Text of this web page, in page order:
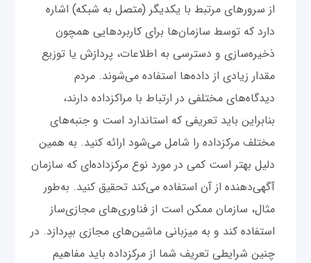
از سرورهای مرتبط با یکدیگر (متصل به شبکه) اشاره
دارد که توسط سازمان‌ها برای کاربردهایی همچون
ذخیره‌سازی و دسترسی به اطلاعات، پردازش یا توزیع
مقدار زیادی از داده‌ها استفاده می‌شوند. مردم
دیدگاه‌های مختلفی در ارتباط با مراکز‌داده دارند،
بنابراین باید تعریفی که استاندارد است و جنبه‌های
مختلف مرکز‌داده را شامل می‌شود ارائه کنید. به همین
دلیل بهتر است کمی در مورد نوع مرکز‌داده‌ای که سازمان
آگهی‌دهنده از آن استفاده می‌کند تحقیق کنید. به‌طور
مثال، سازمان ممکن است از فناوری‌های مجازی‌ساز
استفاده کند و به میزبانی ماشین‌های مجازی بپردازد. در
چنین شرایطی تعریف شما از مرکز‌داده باید مفاهیم